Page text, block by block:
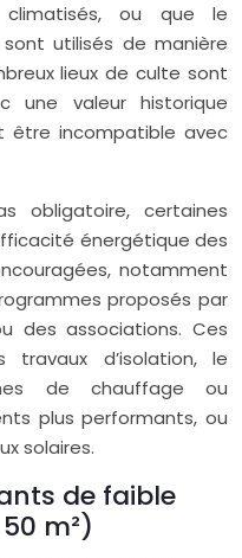
ou que le
utilisés de manière
lieux de culte sont
une valeur historique
être incompatible avec
obligatoire, certaines
énergétique des
notamment
proposés par
des associations. Ces
d’isolation, le
de chauffage ou
plus performants, ou
solaires.
de faible
m²)